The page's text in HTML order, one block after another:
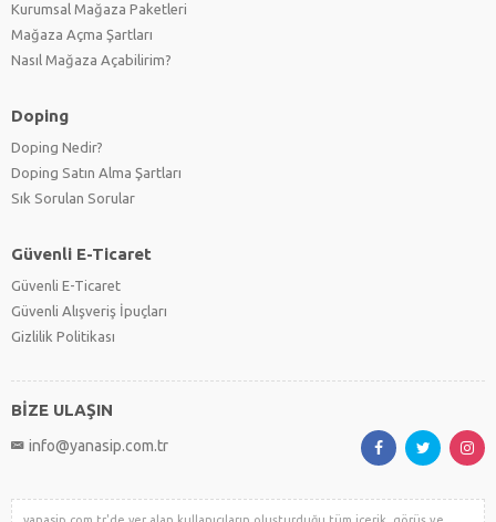
Kurumsal Mağaza Paketleri
Mağaza Açma Şartları
Nasıl Mağaza Açabilirim?
Doping
Doping Nedir?
Doping Satın Alma Şartları
Sık Sorulan Sorular
Güvenli E-Ticaret
Güvenli E-Ticaret
Güvenli Alışveriş İpuçları
Gizlilik Politikası
BİZE ULAŞIN
info@yanasip.com.tr